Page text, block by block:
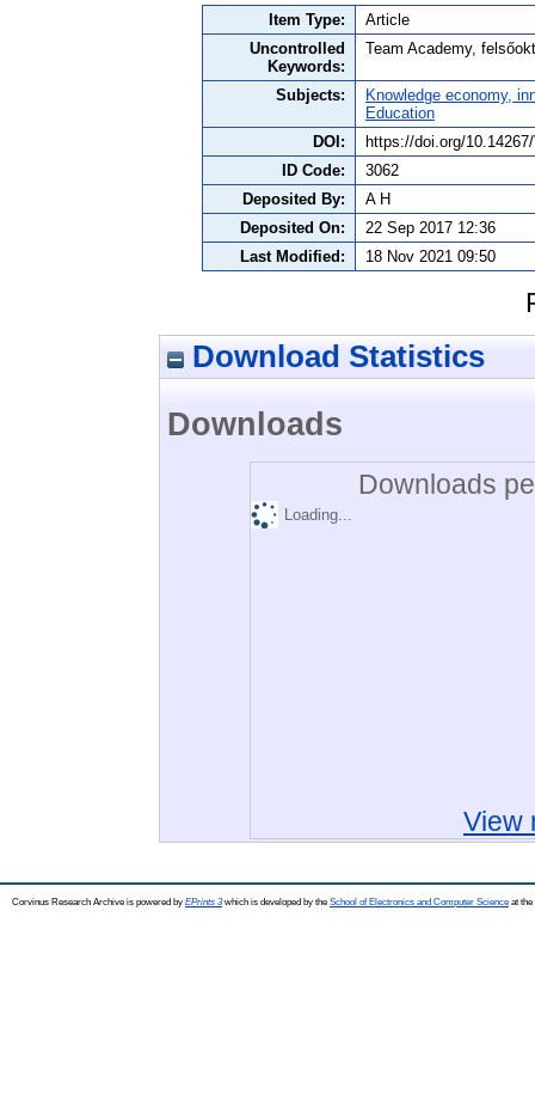
Item Type:
Article
Uncontrolled
Keywords:
Team Academy,
Subjects:
Knowledge economy,
Education
DOI:
https://doi.org/
ID Code:
3062
Deposited By:
A H
Deposited On:
22 Sep 2017 12:36
Last Modified:
18 Nov 2021 09:50
Download Statistics
Downloads
Downloads
Loading...
View
Corvinus Research Archive is powered by EPrints 3which is developed by the School of Electronics and Computer Science at